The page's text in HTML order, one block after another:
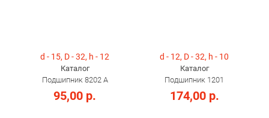
d - 15, D - 32, h - 12
Каталог
Подшипник 8202 А
95,00 р.
d - 12, D - 32, h - 10
Каталог
Подшипник 1201
174,00 р.